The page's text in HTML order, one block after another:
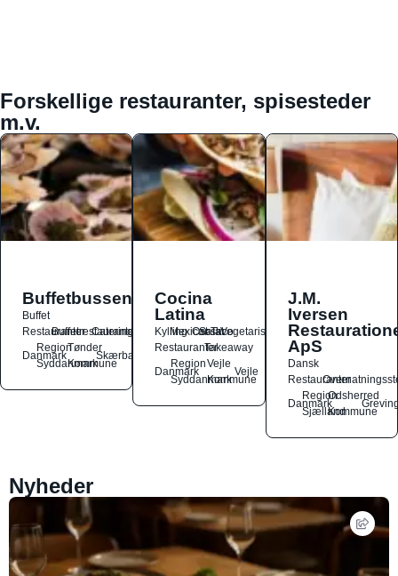
Forskellige restauranter, spisesteder
m.v.
Buffetbussen
Buffet
Restauranter
Buffetrestauranter
Catering
Danmark
Region
Syddanmark
Tønder
Kommune
Skærbæk
Cocina
Latina
Kylling
Mexicansk
OstSalat
TacoVegetarisk
RestauranterTakeaway
Danmark
Region
Syddanmark
Vejle
Kommune
Vejle
J.M.
Iversen
ApS
Dansk
Restauranter
Danmark
Region
Sjælland
Odsherred
Kommune
Nyheder